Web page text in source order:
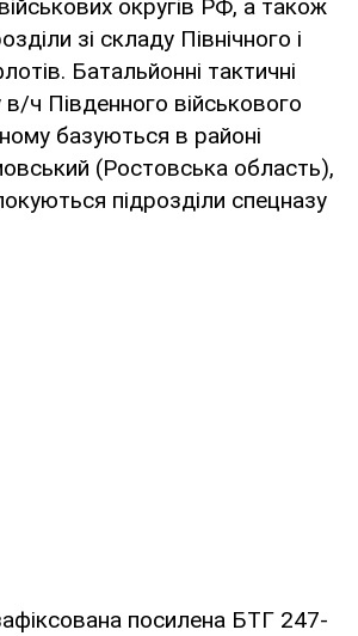
округів РФ, а також
зі складу Північного і
Батальйонні тактичні
в/ч Південного військового
базуються в районі
(Ростовська область),
підрозділи спецназу
посилена БТГ 247-